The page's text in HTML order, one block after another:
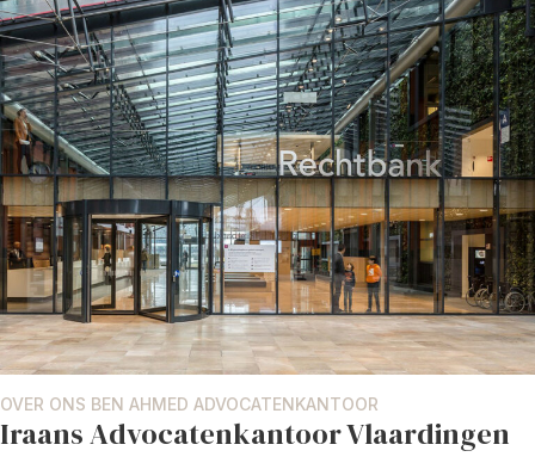
OVER ONS BEN AHMED ADVOCATENKANTOOR
Iraans Advocatenkantoor Vlaardingen